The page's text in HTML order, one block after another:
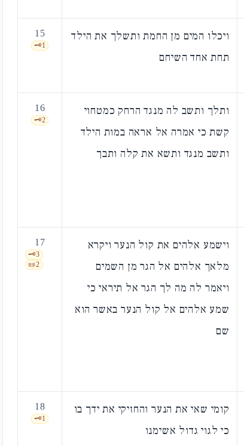
15
🗝️1
ויכלו המים מן החמת ותשלך את הילד
תחת אחד השיחם
16
🗝️2
ותלך ותשב לה מנגד הרחק כמטחוי
קשת כי אמרה אל אראה במות הילד
ותשב מנגד ותשא את קלה ותבך
17
🗝️3
📜2
וישמע אלהים את קול הנער ויקרא
מלאך אלהים אל הגר מן השמים
ויאמר לה מה לך הגר אל תיראי כי
שמע אלהים אל קול הנער באשר הוא
שם
18
🗝️1
קומי שאי את הנער והחזיקי את ידך בו
כי לגוי גדול אשימנו